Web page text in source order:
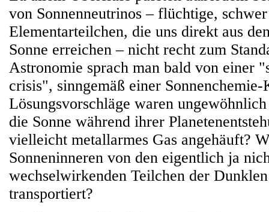
von Sonnenneutrinos – flüchtige,
Elementarteilchen, die uns direkt aus
Sonne erreichen – nicht recht zum
Astronomie sprach man bald von einer
crisis", sinngemäß einer
Lösungsvorschläge waren
die Sonne während ihrer
vielleicht metallarmes Gas angehäuft?
Sonneninneren von den eigentlich ja
wechselwirkenden Teilchen der
transportiert?